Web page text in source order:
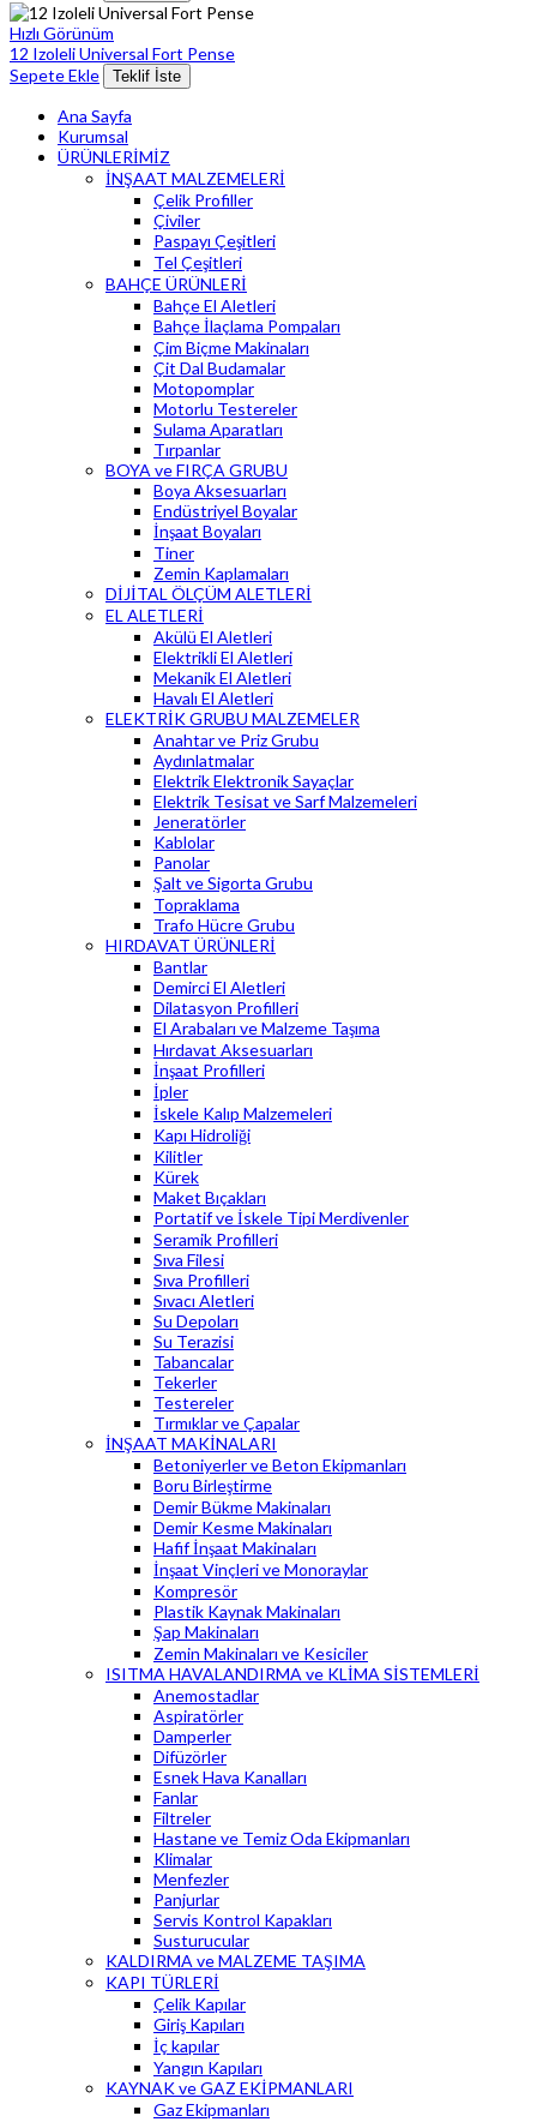
Hızlı Görünüm
12 Izoleli Universal Fort Pense
Sepete Ekle
Teklif İste
Ana Sayfa
Kurumsal
ÜRÜNLERİMİZ
İNŞAAT MALZEMELERİ
Çelik Profiller
Çiviler
Paspayı Çeşitleri
Tel Çeşitleri
BAHÇE ÜRÜNLERİ
Bahçe El Aletleri
Bahçe İlaçlama Pompaları
Çim Biçme Makinaları
Çit Dal Budamalar
Motopomplar
Motorlu Testereler
Sulama Aparatları
Tırpanlar
BOYA ve FIRÇA GRUBU
Boya Aksesuarları
Endüstriyel Boyalar
İnşaat Boyaları
Tiner
Zemin Kaplamaları
DİJİTAL ÖLÇÜM ALETLERİ
EL ALETLERİ
Akülü El Aletleri
Elektrikli El Aletleri
Mekanik El Aletleri
Havalı El Aletleri
ELEKTRİK GRUBU MALZEMELER
Anahtar ve Priz Grubu
Aydınlatmalar
Elektrik Elektronik Sayaçlar
Elektrik Tesisat ve Sarf Malzemeleri
Jeneratörler
Kablolar
Panolar
Şalt ve Sigorta Grubu
Topraklama
Trafo Hücre Grubu
HIRDAVAT ÜRÜNLERİ
Bantlar
Demirci El Aletleri
Dilatasyon Profilleri
El Arabaları ve Malzeme Taşıma
Hırdavat Aksesuarları
İnşaat Profilleri
İpler
İskele Kalıp Malzemeleri
Kapı Hidroliği
Kilitler
Kürek
Maket Bıçakları
Portatif ve İskele Tipi Merdivenler
Seramik Profilleri
Sıva Filesi
Sıva Profilleri
Sıvacı Aletleri
Su Depoları
Su Terazisi
Tabancalar
Tekerler
Testereler
Tırmıklar ve Çapalar
İNŞAAT MAKİNALARI
Betoniyerler ve Beton Ekipmanları
Boru Birleştirme
Demir Bükme Makinaları
Demir Kesme Makinaları
Hafif İnşaat Makinaları
İnşaat Vinçleri ve Monoraylar
Kompresör
Plastik Kaynak Makinaları
Şap Makinaları
Zemin Makinaları ve Kesiciler
ISITMA HAVALANDIRMA ve KLİMA SİSTEMLERİ
Anemostadlar
Aspiratörler
Damperler
Difüzörler
Esnek Hava Kanalları
Fanlar
Filtreler
Hastane ve Temiz Oda Ekipmanları
Klimalar
Menfezler
Panjurlar
Servis Kontrol Kapakları
Susturucular
KALDIRMA ve MALZEME TAŞIMA
KAPI TÜRLERİ
Çelik Kapılar
Giriş Kapıları
İç kapılar
Yangın Kapıları
KAYNAK ve GAZ EKİPMANLARI
Gaz Ekipmanları